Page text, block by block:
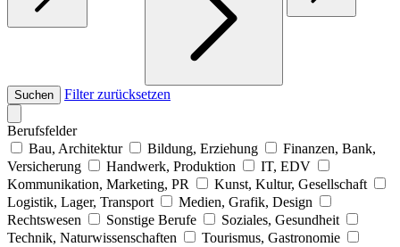
Suchen Filter zurücksetzen
Berufsfelder
Bau, Architektur
Bildung, Erziehung
Finanzen, Bank,
Versicherung
Handwerk, Produktion
IT, EDV
Kommunikation, Marketing, PR
Kunst, Kultur, Gesellschaft
Logistik, Lager, Transport
Medien, Grafik, Design
Rechtswesen
Sonstige Berufe
Soziales, Gesundheit
Technik, Naturwissenschaften
Tourismus, Gastronomie